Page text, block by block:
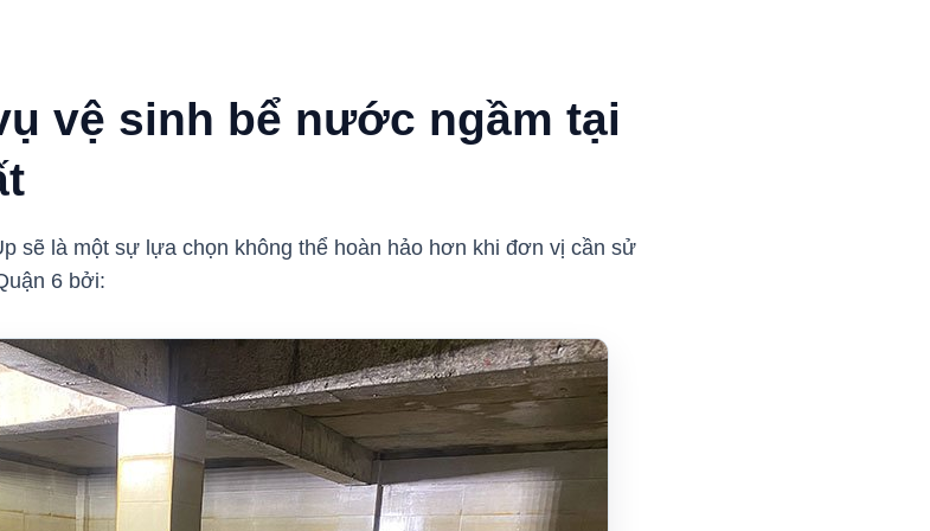
vệ sinh bể nước ngầm tại
sẽ là một sự lựa chọn không thể hoàn hảo hơn khi đơn vị cần sử
6 bởi: